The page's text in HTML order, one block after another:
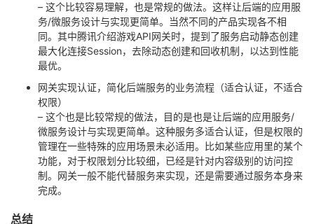
– 这个比较容易理解，也是常规的做法。这样让后端的应用服
务/微服务设计与实现更简单。当然不同的产品实现各不相
同。其中腾讯介绍游戏API网关时，提到了服务启动静态创建
最大化连接Session，去除动态创建和回收机制，以达到性能
最优。
网关实现认证，简化后端服务的业务流程（适合认证，不适合
权限）
– 这个也是比较常规的做法，目的是也是让后端的应用服务/
微服务设计与实现更简单。这种服务多适合认证，但是权限的
管理在一些特殊的应用场景未必适用。比如某些应用里的某个
功能，对于权限划分比较细，已经是针对内容级别的访问控
制。网关一般不能代替服务来实现，还是需要通过服务本身来
完成。
总结